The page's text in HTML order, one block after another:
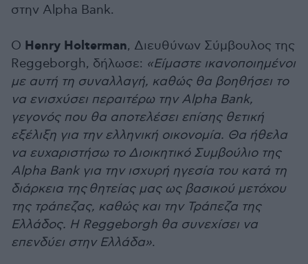
στην Alpha Bank.
Ο Henry Holterman, Διευθύνων Σύμβουλος της
Reggeborgh, δήλωσε: «Είμαστε ικανοποιημένοι
με αυτή τη συναλλαγή, καθώς θα βοηθήσει το
να ενισχύσει περαιτέρω την Alpha Bank,
γεγονός που θα αποτελέσει επίσης θετική
εξέλιξη για την ελληνική οικονομία. Θα ήθελα
να ευχαριστήσω το Διοικητικό Συμβούλιο της
Alpha Bank για την ισχυρή ηγεσία του κατά τη
διάρκεια της θητείας μας ως βασικού μετόχου
της τράπεζας, καθώς και την Τράπεζα της
Ελλάδος. Η Reggeborgh θα συνεχίσει να
επενδύει στην Ελλάδα».